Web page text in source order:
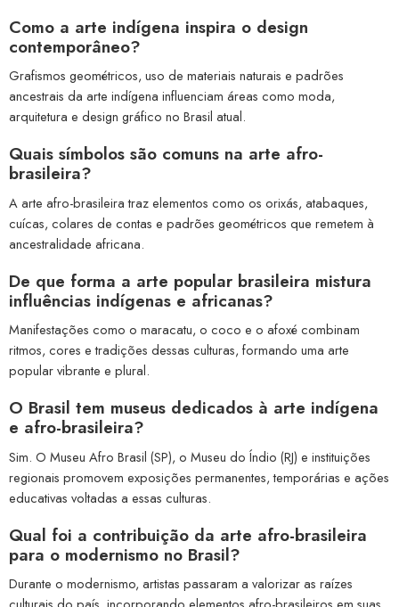
Como a arte indígena inspira o design
contemporâneo?
Grafismos geométricos, uso de materiais naturais e padrões
ancestrais da arte indígena influenciam áreas como moda,
arquitetura e design gráfico no Brasil atual.
Quais símbolos são comuns na arte afro-
brasileira?
A arte afro-brasileira traz elementos como os orixás, atabaques,
cuícas, colares de contas e padrões geométricos que remetem à
ancestralidade africana.
De que forma a arte popular brasileira mistura
influências indígenas e africanas?
Manifestações como o maracatu, o coco e o afoxé combinam
ritmos, cores e tradições dessas culturas, formando uma arte
popular vibrante e plural.
O Brasil tem museus dedicados à arte indígena
e afro-brasileira?
Sim. O Museu Afro Brasil (SP), o Museu do Índio (RJ) e instituições
regionais promovem exposições permanentes, temporárias e ações
educativas voltadas a essas culturas.
Qual foi a contribuição da arte afro-brasileira
para o modernismo no Brasil?
Durante o modernismo, artistas passaram a valorizar as raízes